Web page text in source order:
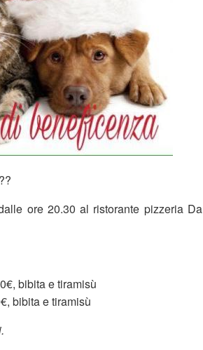
ore 20.30 al ristorante pizzeria Da
i 10€, bibita e tiramisù
i 10€, bibita e tiramisù